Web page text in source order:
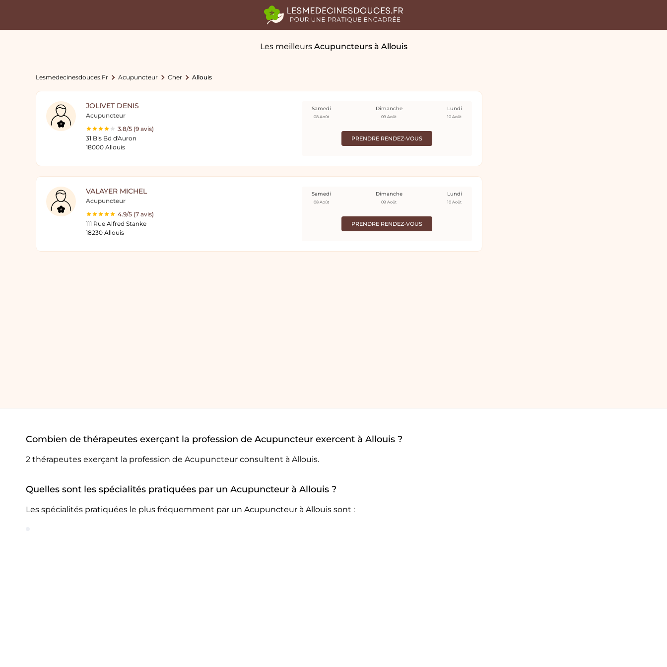
Les meilleurs Acupuncteurs à Allouis
Lesmedecinesdouces.fr Acupuncteur Cher Allouis
JOLIVET DENIS
Acupuncteur
3.8/5 (9 avis)
31 Bis Bd d'Auron
18000 Allouis
PRENDRE RENDEZ-VOUS
Samedi
08 Août
Dimanche
09 Août
Lundi
10 Août
VALAYER MICHEL
Acupuncteur
4.9/5 (7 avis)
111 Rue Alfred Stanke
18230 Allouis
PRENDRE RENDEZ-VOUS
Samedi
08 Août
Dimanche
09 Août
Lundi
10 Août
Combien de thérapeutes exerçant la profession de Acupuncteur exercent à Allouis ?
2 thérapeutes exerçant la profession de Acupuncteur consultent à Allouis.
Quelles sont les spécialités pratiquées par un Acupuncteur à Allouis ?
Les spécialités pratiquées le plus fréquemment par un Acupuncteur à Allouis sont :